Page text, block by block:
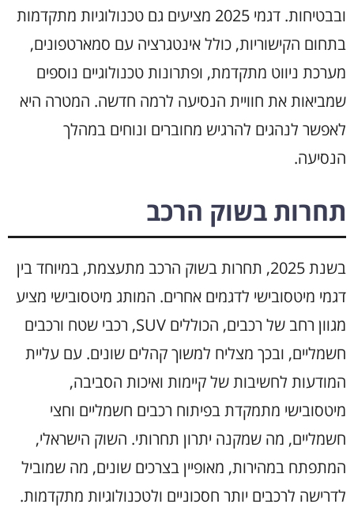
ובבטיחות. דגמי 2025 מציעים גם טכנולוגיות מתקדמות
בתחום הקישוריות, כולל אינטגרציה עם סמארטפונים,
מערכת ניווט מתקדמת, ופתרונות טכנולוגיים נוספים
שמביאות את חוויית הנסיעה לרמה חדשה. המטרה היא
לאפשר לנהגים להרגיש מחוברים ונוחים במהלך
הנסיעה.
תחרות בשוק הרכב
בשנת 2025, תחרות בשוק הרכב מתעצמת, במיוחד בין
דגמי מיטסובישי לדגמים אחרים. המותג מיטסובישי מציע
מגוון רחב של רכבים, הכוללים SUV, רכבי שטח ורכבים
חשמליים, ובכך מצליח למשוך קהלים שונים. עם עליית
המודעות לחשיבות של קיימות ואיכות הסביבה,
מיטסובישי מתמקדת בפיתוח רכבים חשמליים וחצי
חשמליים, מה שמקנה יתרון תחרותי. השוק הישראלי,
המתפתח במהירות, מאופיין בצרכים שונים, מה שמוביל
לדרישה לרכבים יותר חסכוניים ולטכנולוגיות מתקדמות.